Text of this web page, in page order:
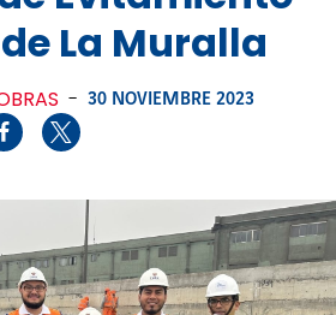
La Muralla
- 30 NOVIEMBRE 2023